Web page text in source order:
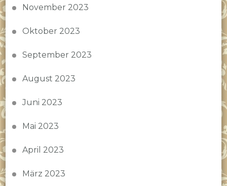
November 2023
Oktober 2023
September 2023
August 2023
Juni 2023
Mai 2023
April 2023
März 2023